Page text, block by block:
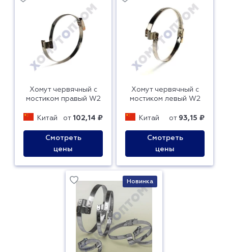
Хомут червячный с
мостиком правый W2
Китай от 102,14 ₽
Смотреть
цены
Хомут червячный с
мостиком левый W2
Китай от 93,15 ₽
Смотреть
цены
Новинка